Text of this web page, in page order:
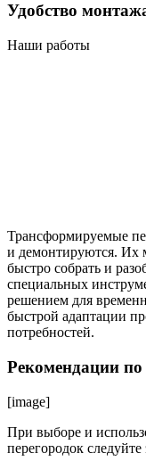
Удобство
Наши работы
Трансформируемые
и демонтируются. Их
быстро собрать и
специальных
решением для
быстрой адаптации
потребностей.
Рекомендации
[image]
При выборе и
перегородок